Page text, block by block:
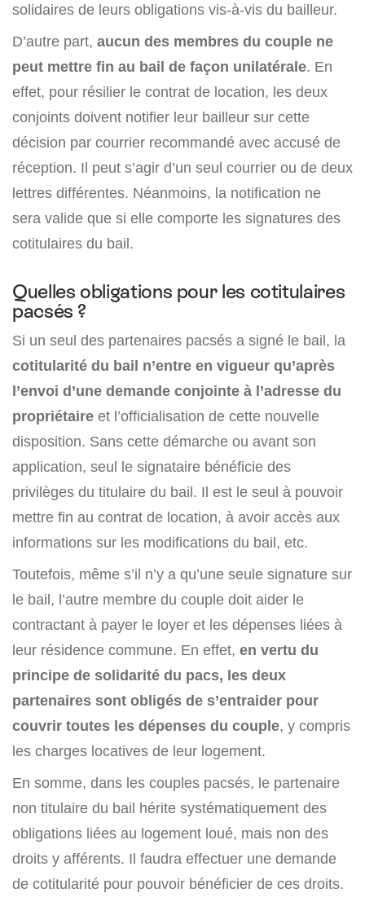
solidaires de leurs obligations vis-à-vis du bailleur.
D’autre part, aucun des membres du couple ne
peut mettre fin au bail de façon unilatérale. En
effet, pour résilier le contrat de location, les deux
conjoints doivent notifier leur bailleur sur cette
décision par courrier recommandé avec accusé de
réception. Il peut s’agir d’un seul courrier ou de deux
lettres différentes. Néanmoins, la notification ne
sera valide que si elle comporte les signatures des
cotitulaires du bail.
Quelles obligations pour les cotitulaires
pacsés ?
Si un seul des partenaires pacsés a signé le bail, la
cotitularité du bail n’entre en vigueur qu’après
l’envoi d’une demande conjointe à l’adresse du
propriétaire et l’officialisation de cette nouvelle
disposition. Sans cette démarche ou avant son
application, seul le signataire bénéficie des
privilèges du titulaire du bail. Il est le seul à pouvoir
mettre fin au contrat de location, à avoir accès aux
informations sur les modifications du bail, etc.
Toutefois, même s’il n’y a qu’une seule signature sur
le bail, l’autre membre du couple doit aider le
contractant à payer le loyer et les dépenses liées à
leur résidence commune. En effet, en vertu du
principe de solidarité du pacs, les deux
partenaires sont obligés de s’entraider pour
couvrir toutes les dépenses du couple, y compris
les charges locatives de leur logement.
En somme, dans les couples pacsés, le partenaire
non titulaire du bail hérite systématiquement des
obligations liées au logement loué, mais non des
droits y afférents. Il faudra effectuer une demande
de cotitularité pour pouvoir bénéficier de ces droits.